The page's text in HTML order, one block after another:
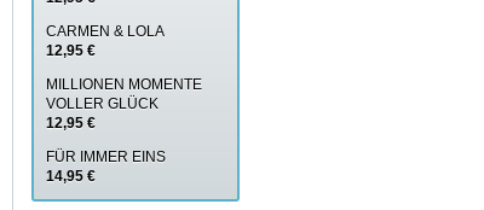
CARMEN & LOLA
12,95 €
MILLIONEN MOMENTE
VOLLER GLÜCK
12,95 €
FÜR IMMER EINS
14,95 €